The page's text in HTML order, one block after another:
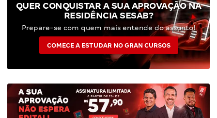
QUER CONQUISTAR A SUA APROVAÇÃO NA
RESIDÊNCIA SESAB?
Prepare-se com quem mais entende do assunto!
COMECE A ESTUDAR NO GRAN CURSOS